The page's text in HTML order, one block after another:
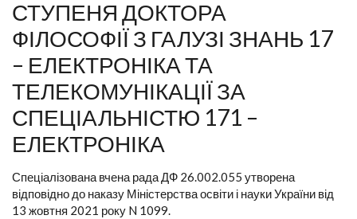
СТУПЕНЯ ДОКТОРА
ФІЛОСОФІЇ З ГАЛУЗІ ЗНАНЬ 17
– ЕЛЕКТРОНІКА ТА
ТЕЛЕКОМУНІКАЦІЇ ЗА
СПЕЦІАЛЬНІСТЮ 171 –
ЕЛЕКТРОНІКА
Спеціалізована вчена рада ДФ 26.002.055 утворена
відповідно до наказу Міністерства освіти і науки України від
13 жовтня 2021 року N 1099.